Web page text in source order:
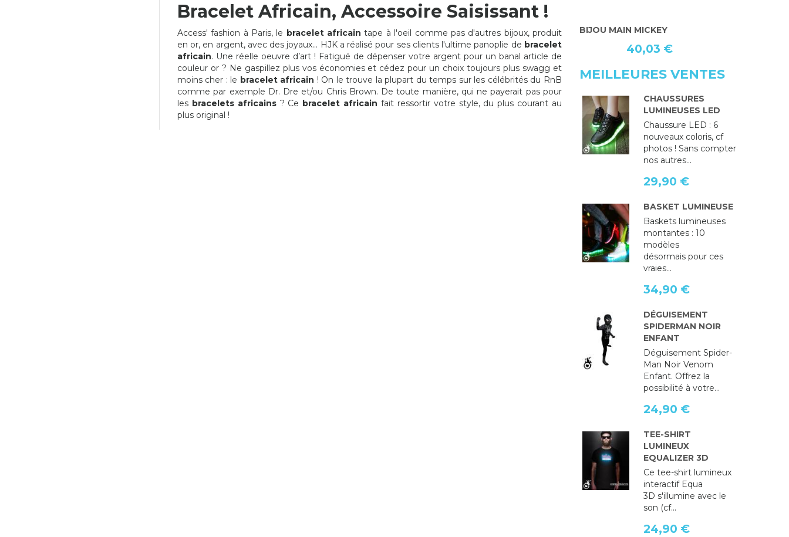
Bracelet Africain, Accessoire Saisissant !
Access' fashion à Paris, le bracelet africain tape à l'oeil comme pas d'autres bijoux, produit
en or, en argent, avec des joyaux... HJK a réalisé pour ses clients l'ultime panoplie de bracelet
africain. Une réelle oeuvre d’art ! Fatigué de dépenser votre argent pour un banal article de
couleur or ? Ne gaspillez plus vos économies et cédez pour un choix toujours plus swagg et
moins cher : le bracelet africain ! On le trouve la plupart du temps sur les célébrités du RnB
comme par exemple Dr. Dre et/ou Chris Brown. De toute manière, qui ne payerait pas pour
les bracelets africains? Ce bracelet africain fait ressortir votre style, du plus courant au
plus original !
BLING BLING HOMME
40,03 €
PENDENTIF FANTAISIE
40,03 €
BRACELET AFRICAIN
40,03 €
BIJOU MAIN MICKEY
40,03 €
MEILLEURES VENTES
CHAUSSURES
LUMINEUSES LED
Chaussure LED : 6
nouveaux coloris, cf
photos ! Sans compter
nos autres...
29,90 €
BASKET LUMINEUSE
Baskets lumineuses
montantes : 10
modèles
désormais pour ces
vraies...
34,90 €
DÉGUISEMENT
SPIDERMAN NOIR
ENFANT
Déguisement Spider-
Man Noir Venom
Enfant. Offrez la
possibilité à votre...
24,90 €
TEE-SHIRT
LUMINEUX
EQUALIZER 3D
Ce tee-shirt lumineux
interactif Equa
3D s'illumine avec le
son (cf...
24,90 €